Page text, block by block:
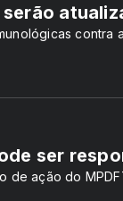
contra
ser
de ação do